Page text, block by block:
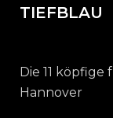
TIEFBLAU
Die 11
Hannover